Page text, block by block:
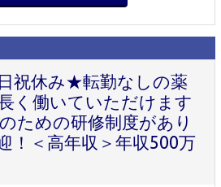
祝休み★転勤なしの薬
く働いていただけます
ための研修制度があり
！＜高年収＞年収500万